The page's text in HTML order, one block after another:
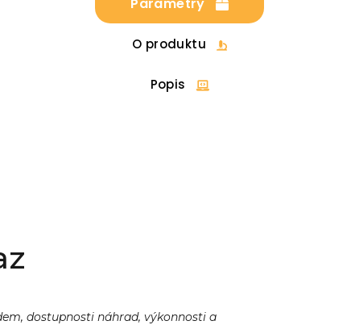
O produktu
Popis
dostupnosti náhrad, výkonnosti a